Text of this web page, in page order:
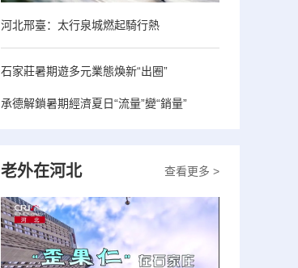
河北邢臺：太行泉城燃起騎行熱
石家莊暑期遊多元業態煥新“出圈”
承德解鎖暑期經濟夏日“流量”變“銷量”
查看更多 >
老外在河北